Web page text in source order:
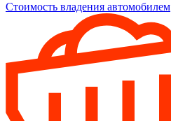
Стоимость владения автомобилем